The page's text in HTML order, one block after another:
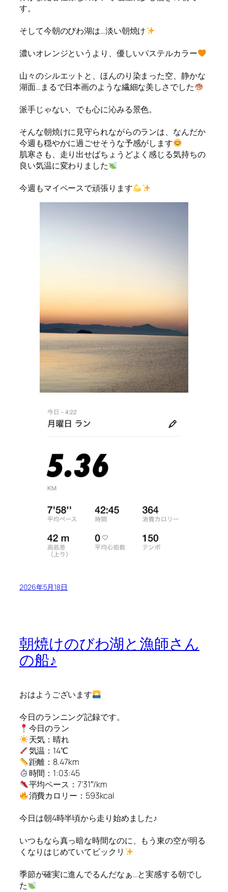
す。
そして今朝のびわ湖は…淡い朝焼け
濃いオレンジというより、優しいパステルカラー
山々のシルエットと、ほんのり染まった空、静かな
湖面…まるで日本画のような繊細な美しさでした
派手じゃない、でも心に沁みる景色。
そんな朝焼けに見守られながらのランは、なんだか
今週も穏やかに過ごせそうな予感がします
肌寒さも、走り出せばちょうどよく感じる気持ちの
良い気温に変わりました
今週もマイペースで頑張ります
2026年5月18日
朝焼けのびわ湖と漁師さん
の船♪
おはようございます
今日のランニング記録です。
今日のラン
天気：晴れ
気温：14℃
距離：8.47km
時間：1:03:45
平均ペース：7’31″/km
消費カロリー：593kcal
今日は朝4時半頃から走り始めました♪
いつもなら真っ暗な時間なのに、もう東の空が明る
くなりはじめていてビックリ
季節が確実に進んでるんだなぁ…と実感する朝でし
た